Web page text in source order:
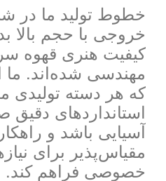
خطوط تولید ما در
خروجی با حجم بالا
کیفیت هنری قهوه
مهندسی شده‌اند. ما
که هر دسته تولیدی
استانداردهای دقیق
آسیایی باشد و
مقیاس‌پذیر برای
خصوصی فراهم کند.